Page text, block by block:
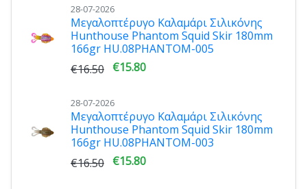
28-07-2026
Μεγαλοπτέρυγο Καλαμάρι Σιλικόνης
Hunthouse Phantom Squid Skir 180mm
166gr HU.08PHANTOM-005
€16.50 €15.80
28-07-2026
Μεγαλοπτέρυγο Καλαμάρι Σιλικόνης
Hunthouse Phantom Squid Skir 180mm
166gr HU.08PHANTOM-003
€16.50 €15.80